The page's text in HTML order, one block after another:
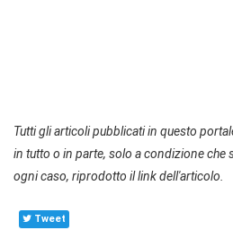
Tutti gli articoli pubblicati in questo
in tutto o in parte, solo a condizione che
ogni caso, riprodotto il link dell'articolo.
Tweet